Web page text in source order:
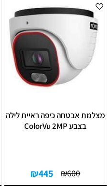
מצלמת אבטחה כיפה ראיית לילה
בצבע ColorVu 2MP
₪600
₪445